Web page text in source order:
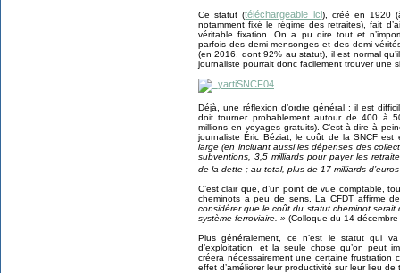
Ce statut (téléchargeable ici), créé en 1920
notamment fixé le régime des retraites), fait
véritable fixation. On a pu dire tout et
parfois des demi-mensonges et des demi-
(en 2016, dont 92% au statut), il est normal
journaliste pourrait donc facilement trouver une
Déjà, une réflexion d’ordre général : il est
doit tourner probablement autour de 400 à
millions en voyages gratuits). C’est-à-dire à
journaliste Éric Béziat, le coût de la SNCF est
large (en incluant aussi les dépenses des
subventions, 3,5 milliards pour payer les
de la dette ; au total, plus de 17 milliards
C’est clair que, d’un point de vue comptable,
cheminots a peu de sens. La CFDT affirme
considérer que le coût du statut cheminot
système ferroviaire. » (Colloque du 14
Plus généralement, ce n’est le statut qui
d’exploitation, et la seule chose qu’on peut
créera nécessairement une certaine frustration
effet d’améliorer leur productivité sur leur lieu de